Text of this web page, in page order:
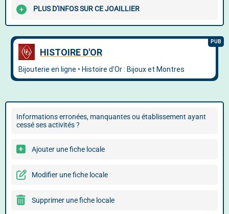
PLUS D'INFOS SUR CE JOAILLIER
Informations erronées, manquantes ou établissement ayant
cessé ses activités ?
Ajouter une fiche locale
Modifier une fiche locale
Supprimer une fiche locale